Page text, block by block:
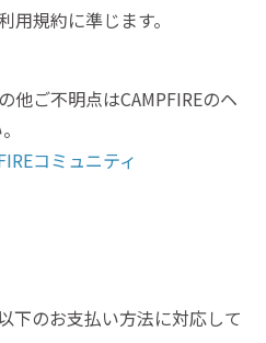
用規約に準じます。
他ご不明点はCAMPFIREのヘ
コミュニティ
下のお支払い方法に対応して